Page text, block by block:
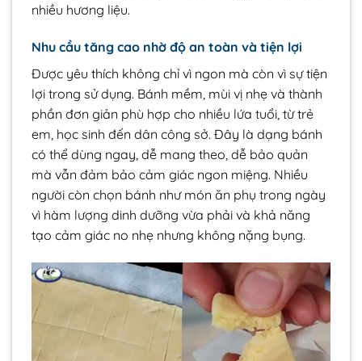
nhiều hương liệu.
Nhu cầu tăng cao nhờ độ an toàn và tiện lợi
Được yêu thích không chỉ vì ngon mà còn vì sự tiện
lợi trong sử dụng. Bánh mềm, mùi vị nhẹ và thành
phần đơn giản phù hợp cho nhiều lứa tuổi, từ trẻ
em, học sinh đến dân công sở. Đây là dạng bánh
có thể dùng ngay, dễ mang theo, dễ bảo quản
mà vẫn đảm bảo cảm giác ngon miệng. Nhiều
người còn chọn bánh như món ăn phụ trong ngày
vì hàm lượng dinh dưỡng vừa phải và khả năng
tạo cảm giác no nhẹ nhưng không nặng bụng.